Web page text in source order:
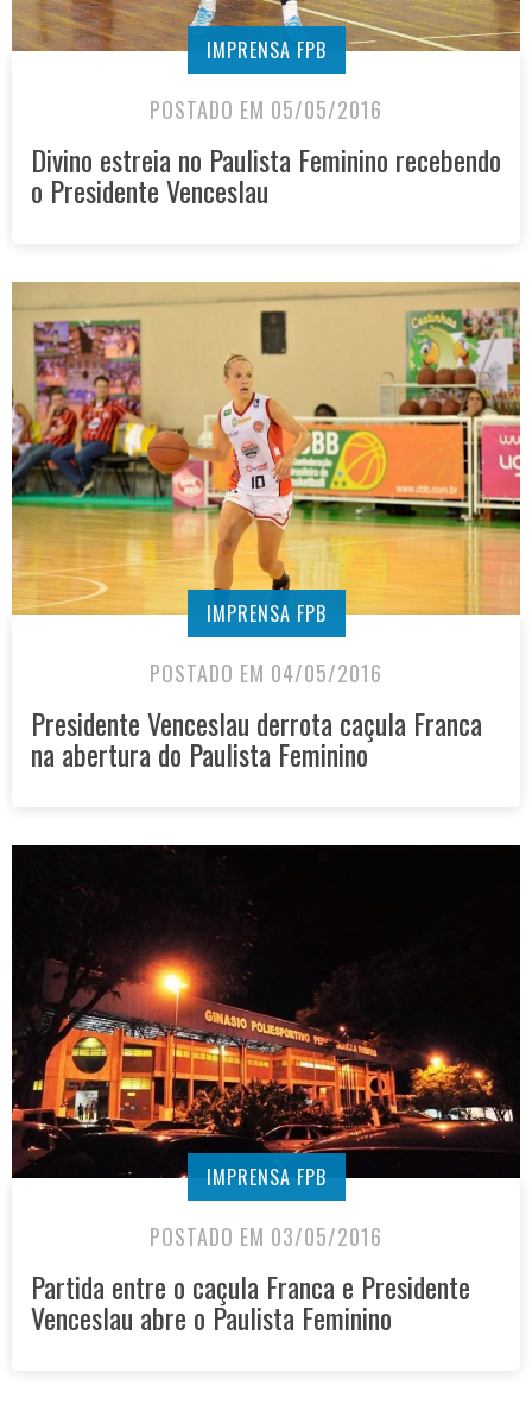
IMPRENSA FPB
POSTADO EM 05/05/2016
Divino estreia no Paulista Feminino recebendo
o Presidente Venceslau
IMPRENSA FPB
POSTADO EM 04/05/2016
Presidente Venceslau derrota caçula Franca
na abertura do Paulista Feminino
IMPRENSA FPB
POSTADO EM 03/05/2016
Partida entre o caçula Franca e Presidente
Venceslau abre o Paulista Feminino